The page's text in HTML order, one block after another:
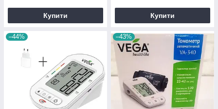
Купити Купити
–44% –43%